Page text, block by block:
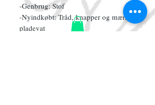
-Genbrug: Stof
-Nyindkøbt: Tråd, knapper og mærke,
pladevat